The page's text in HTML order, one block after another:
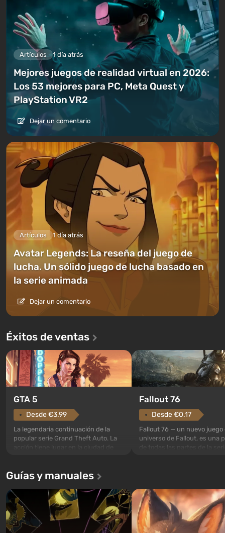
Artículos 1 día atrás
Mejores juegos de realidad virtual en 2026:
Los 53 mejores para PC, Meta Quest y
PlayStation VR2
Dejar un comentario
Artículos 1 día atrás
Avatar Legends: La reseña del juego de
lucha. Un sólido juego de lucha basado en
la serie animada
Dejar un comentario
Éxitos de ventas
GTA 5
Desde €3.99
La legendaria continuación de la
popular serie Grand Theft Auto. La
acción tiene lugar en la ciudad de
primera vez, el juego contará la
historia de tres personajes: Michael,
Trevor y Franklin, entre los cuales
podrás cambi...
Fallout 76
Desde €0.17
Fallout 76 — un nuevo juego
universo de Fallout, es una
de todas las partes de la
abrirse primero después de
caigan las bombas n...
Guías y manuales